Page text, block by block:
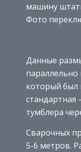
машину
Фото
Данные
параллельно
который был
стандартная
тумблера
Сварочных
5-6 метров.